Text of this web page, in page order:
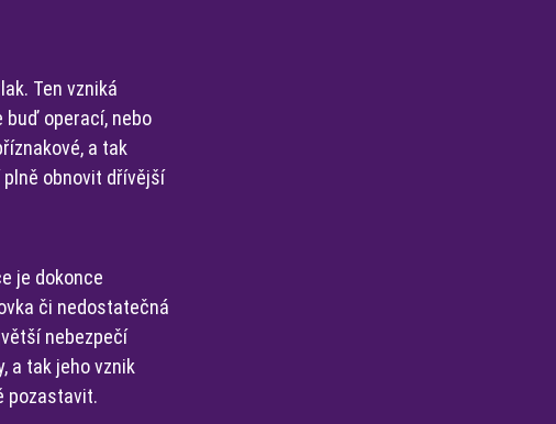
Ten vzniká
operací, nebo
a tak
obnovit dřívější
je dokonce
či nedostatečná
nebezpečí
a tak jeho vznik
pozastavit.